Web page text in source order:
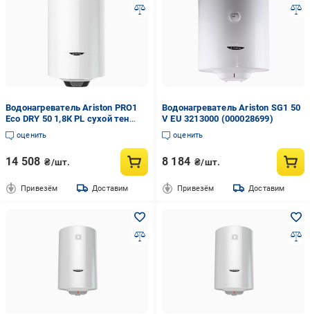
Водонагреватель Ariston PRO1
Eco DRY 50 1,8К PL сухой тен
(000017201)
оценить
14 508 ₴/шт.
Привезём Доставим
Водонагреватель Ariston SG1 50
V EU 3213000 (000028699)
оценить
8 184 ₴/шт.
Привезём Доставим